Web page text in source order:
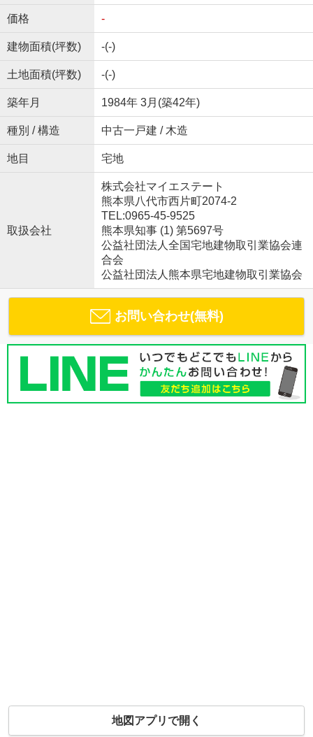
価格 -
建物面積(坪数) -(-)
土地面積(坪数) -(-)
築年月 1984年 3月(築42年)
種別 / 構造 中古一戸建 / 木造
地目 宅地
取扱会社
株式会社マイエステート
熊本県八代市西片町2074-2
TEL:0965-45-9525
熊本県知事 (1) 第5697号
公益社団法人全国宅地建物取引業協会連
合会
公益社団法人熊本県宅地建物取引業協会
お問い合わせ(無料)
地図アプリで開く